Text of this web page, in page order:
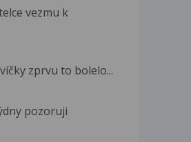
vezmu k
zprvu to bolelo...
pozoruji